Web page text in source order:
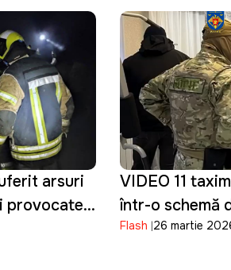
arsuri
provocate
VIDEO 11
într-o schemă
Au ajutat 400
Flash 26 martie